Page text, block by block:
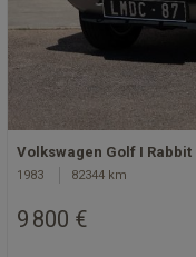
Volkswagen Golf I Rabbit
1983 82344 km
9 800 €